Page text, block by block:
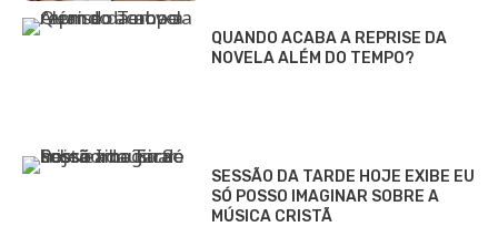
QUANDO ACABA A REPRISE DA
NOVELA ALÉM DO TEMPO?
SESSÃO DA TARDE HOJE EXIBE EU
SÓ POSSO IMAGINAR SOBRE A
MÚSICA CRISTÃ